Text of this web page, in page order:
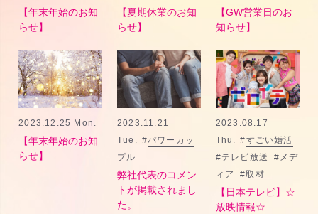
【年末年始のお知
らせ】
【夏期休業のお知
らせ】
【GW営業日のお
知らせ】
2023.12.25 Mon.
【年末年始のお知
らせ】
2023.11.21
Tue.
#パワーカッ
プル
弊社代表のコメン
トが掲載されまし
た。
2023.08.17
Thu.
#すごい婚活
#テレビ放送 # メデ
ィア
#取材
【日本テレビ】☆
放映情報☆